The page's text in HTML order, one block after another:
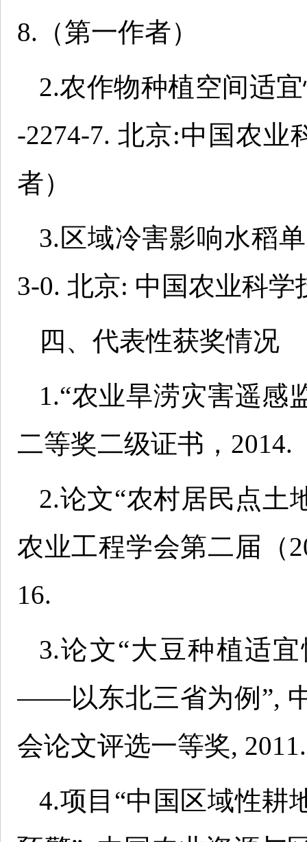
8.（第一作者）
2.农作物种植空间适
-2274-7. 北京:中国农业
者）
3.区域冷害影响水稻
3-0. 北京: 中国农业科
四、代表性获奖情况
1.“农业旱涝灾害遥感
二等奖二级证书，2014.
2.论文“农村居民点土
农业工程学会第二届（
16.
3.论文“大豆种植适
——以东北三省为例”,
会论文评选一等奖, 2011.
4.项目“中国区域性耕